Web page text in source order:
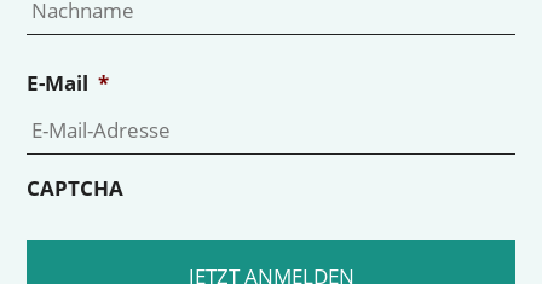
E-Mail *
CAPTCHA